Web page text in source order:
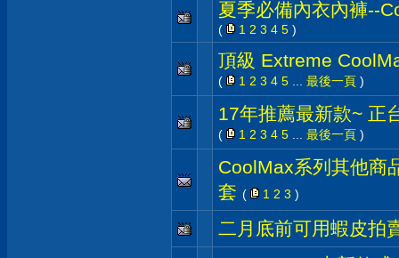
夏季必備內衣內褲--
( 1 2 3 4 5 )
頂級 Extreme
( 1 2 3 4 5 最後一頁 )
17年推薦最新款~ 正
( 1 2 3 4 5 最後一頁 )
CoolMax系列其他商
套 ( 1 2 3 )
二月底前可用蝦皮拍